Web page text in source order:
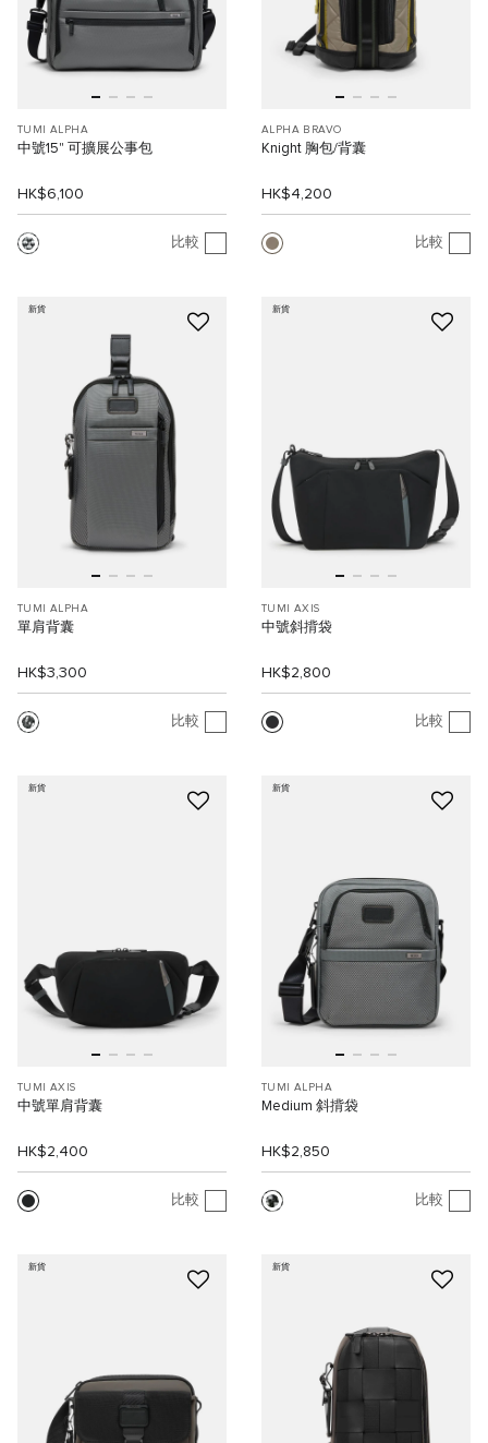
TUMI ALPHA
中號15" 可擴展公事包
HK$6,100
比較
ALPHA BRAVO
Knight 胸包/背囊
HK$4,200
比較
新貨
TUMI ALPHA
單肩背囊
HK$3,300
比較
新貨
TUMI AXIS
中號斜揹袋
HK$2,800
比較
新貨
TUMI AXIS
中號單肩背囊
HK$2,400
比較
新貨
TUMI ALPHA
Medium 斜揹袋
HK$2,850
比較
新貨 新貨